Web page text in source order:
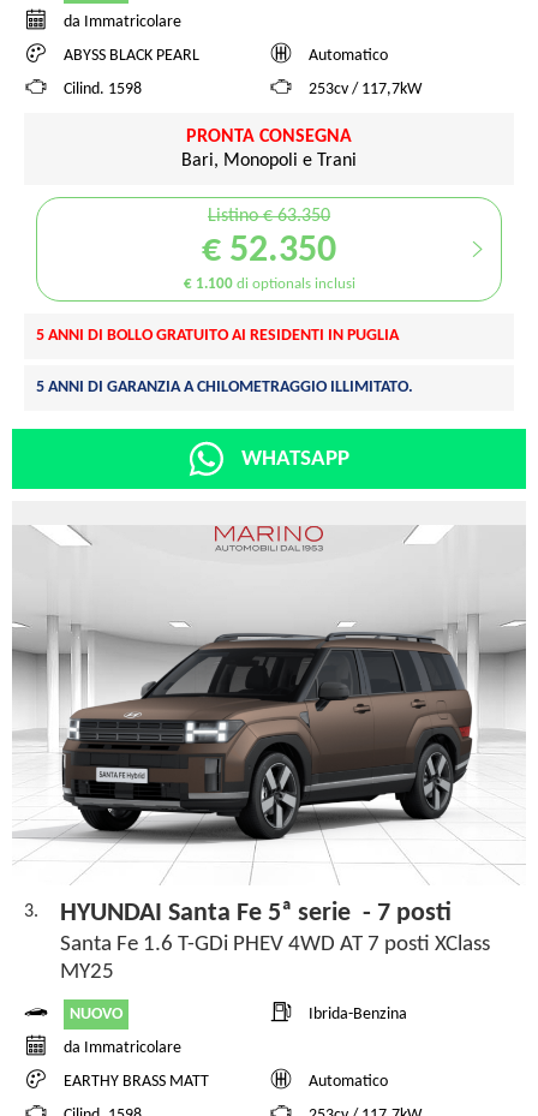
da Immatricolare
ABYSS BLACK PEARL
Automatico
Cilind. 1598
253cv / 117,7kW
PRONTA CONSEGNA
Bari, Monopoli e Trani
Listino € 63.350
€ 52.350
€ 1.100di optionals inclusi
5 ANNI DI BOLLO GRATUITO AI RESIDENTI IN PUGLIA
5 ANNI DI GARANZIA A CHILOMETRAGGIO ILLIMITATO.
WHATSAPP
3. HYUNDAI Santa Fe 5ª serie - 7 posti
Santa Fe 1.6 T-GDi PHEV 4WD AT 7 posti XClass
MY25
NUOVO
Ibrida-Benzina
da Immatricolare
EARTHY BRASS MATT
Automatico